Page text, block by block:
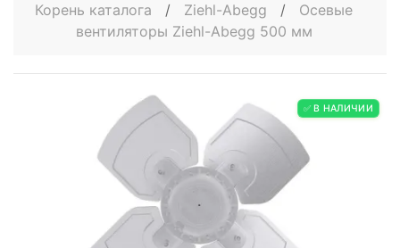
Корень каталога / Ziehl-Abegg /
Осевые
вентиляторы Ziehl-Abegg 500 мм
✅ В НАЛИЧИИ